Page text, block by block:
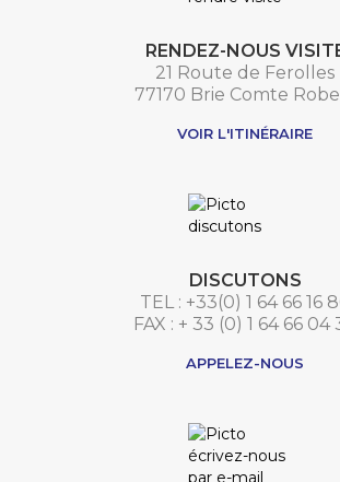
RENDEZ-NOUS
21 Route de Ferolles
77170 Brie Comte
VOIR L'ITINÉRAIRE
DISCUTONS
TEL : +33(0) 1 64 66 16
FAX : + 33 (0) 1 64 66 04
APPELEZ-NOUS